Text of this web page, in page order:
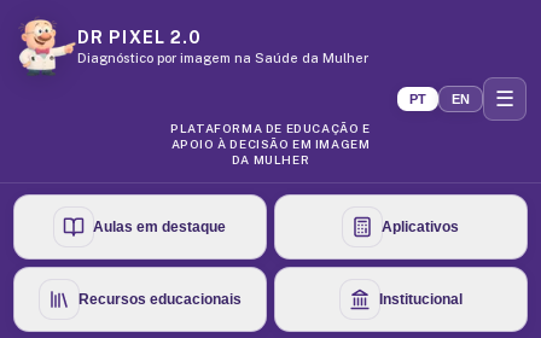
DR PIXEL 2.0
Diagnóstico por imagem na Saúde da Mulher
PLATAFORMA DE EDUCAÇÃO E
APOIO À DECISÃO EM IMAGEM
DA MULHER
PT EN ☰
Aulas em destaque Aplicativos
Recursos educacionais Institucional